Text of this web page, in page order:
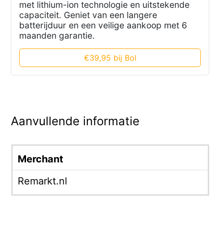
met lithium-ion technologie en uitstekende
capaciteit. Geniet van een langere
batterijduur en een veilige aankoop met 6
maanden garantie.
€39,95 bij Bol
Aanvullende informatie
Merchant
Remarkt.nl